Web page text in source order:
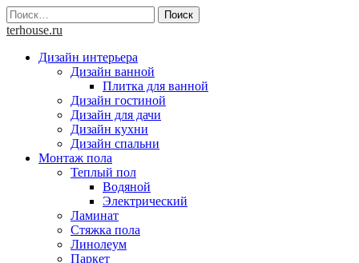
Skip
to
Найти:
terhouse.ru
Дизайн интерьера
Дизайн ванной
Плитка для ванной
Дизайн гостиной
Дизайн для дачи
Дизайн кухни
Дизайн спальни
Монтаж пола
Теплый пол
Водяной
Электрический
Ламинат
Стяжка пола
Линолеум
Паркет